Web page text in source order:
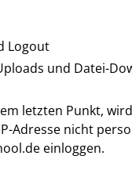
Logout
und Datei-
letzten Punkt,
Adresse nicht
einloggen.